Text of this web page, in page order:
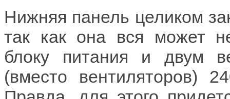
Нижняя панель целиком
так как она вся может
блоку питания и двум
(вместо вентиляторов)